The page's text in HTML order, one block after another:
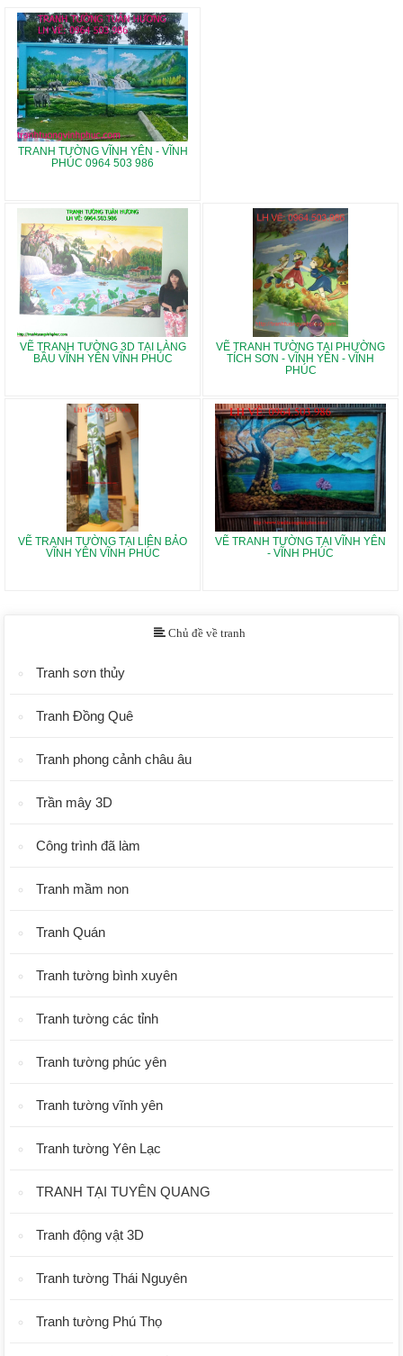
TRANH TƯỜNG VĨNH YÊN - VĨNH
PHÚC 0964 503 986
VẼ TRANH TƯỜNG 3D TẠI LÀNG
BẦU VĨNH YÊN VĨNH PHÚC
VẼ TRANH TƯỜNG TẠI PHƯỜNG
TÍCH SƠN - VĨNH YÊN - VĨNH
PHÚC
VẼ TRANH TƯỜNG TẠI LIÊN BẢO
VĨNH YÊN VĨNH PHÚC
VẼ TRANH TƯỜNG TẠI VĨNH YÊN
- VĨNH PHÚC
Chủ đề về tranh
Tranh sơn thủy
Tranh Đồng Quê
Tranh phong cảnh châu âu
Trần mây 3D
Công trình đã làm
Tranh mầm non
Tranh Quán
Tranh tường bình xuyên
Tranh tường các tỉnh
Tranh tường phúc yên
Tranh tường vĩnh yên
Tranh tường Yên Lạc
TRANH TẠI TUYÊN QUANG
Tranh động vật 3D
Tranh tường Thái Nguyên
Tranh tường Phú Thọ